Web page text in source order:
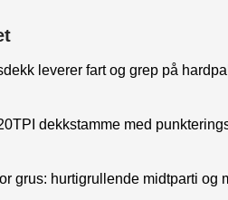
leverer fart og grep på
dekkstamme med
grus: hurtigrullende midtparti og